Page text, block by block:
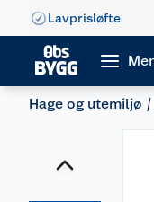
Lavprisløfte
Hage og utemiljø